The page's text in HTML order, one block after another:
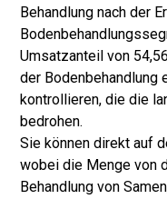
Behandlung nach der
Umsatzanteil von
der Bodenbehandlung
kontrollieren, die die
bedrohen.
Sie können direkt auf
wobei die Menge von
Behandlung von